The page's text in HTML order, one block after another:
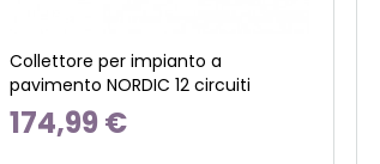
Collettore per impianto a
pavimento NORDIC 12 circuiti
174,99 €